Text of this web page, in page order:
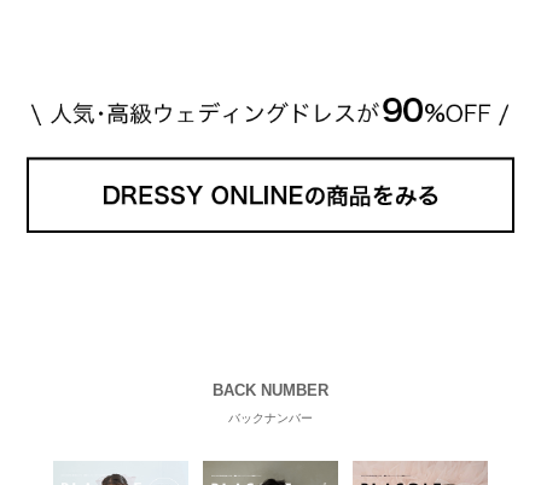
BACK NUMBER
バックナンバー